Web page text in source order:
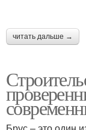
читать дальше →